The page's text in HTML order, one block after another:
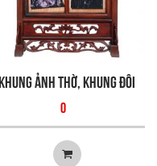
Khung ảnh Thờ, Khung đôi
0